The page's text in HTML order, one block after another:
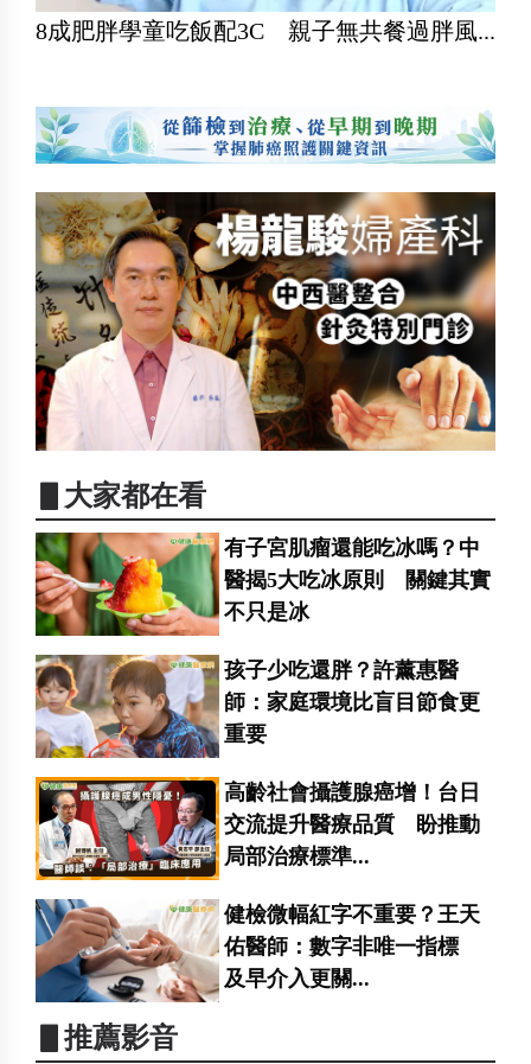
8成肥胖學童吃飯配3C 親子無共餐過胖風...
▋大家都在看
有子宮肌瘤還能吃冰嗎？中
醫揭5大吃冰原則 關鍵其實
不只是冰
孩子少吃還胖？許薰惠醫
師：家庭環境比盲目節食更
重要
高齡社會攝護腺癌增！台日
交流提升醫療品質 盼推動
局部治療標準...
健檢微幅紅字不重要？王天
佑醫師：數字非唯一指標
及早介入更關...
▋推薦影音